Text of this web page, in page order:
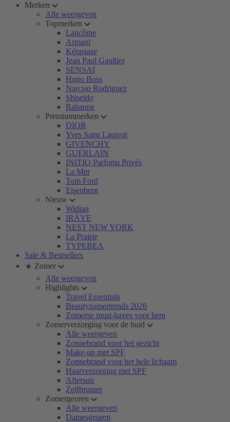
Merken
Alle weergeven
Topmerken
Lancôme
Armani
Kérastase
Jean Paul Gaultier
SENSAI
Hugo Boss
Narciso Rodriguez
Shiseido
Rabanne
Premiummerken
DIOR
Yves Saint Laurent
GIVENCHY
GUERLAIN
INITIO Parfums Privés
La Mer
Tom Ford
Eisenberg
Nieuw
Widian
IRÄYE
NEST NEW YORK
La Prairie
TYPEBEA
Sale & Bestsellers
☀️ Zomer
Alle weergeven
Highlights
Travel Essentials
Beautyzomertrends 2026
Zomerse must-haves voor hem
Zomerverzorging voor de huid
Alle weergeven
Zonnebrand voor het gezicht
Make-up met SPF
Zonnebrand voor het hele lichaam
Haarverzorging met SPF
Aftersun
Zelfbruiner
Zomergeuren
Alle weergeven
Damesgeuren